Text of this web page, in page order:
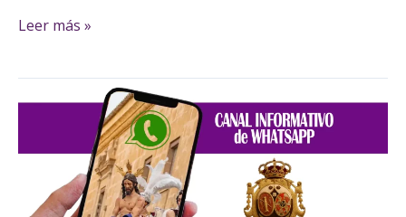
Leer más »
información.